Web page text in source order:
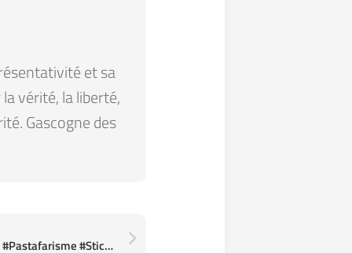
et sa
vérité, la liberté,
Gascogne des
Custom desktop #Cthulhu #Pastafarisme #Stickers